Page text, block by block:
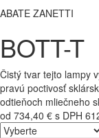
ABATE ZANETTI
BOTT-T
Čistý tvar tejto lampy
pravú poctivosť
odtieňoch mliečneho
od 734,40 € s DPH